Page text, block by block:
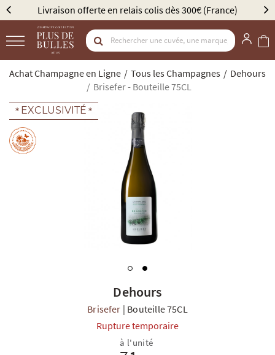
Livraison offerte en relais colis dès 300€ (France)
Achat Champagne en Ligne Tous les Champagnes
Dehours
Brisefer - Bouteille 75CL
EXCLUSIVITÉ
Dehours
Brisefer | Bouteille 75CL
Rupture temporaire
à l'unité